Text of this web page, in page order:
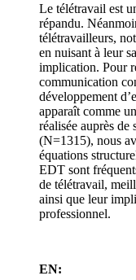
Le télétravail est
répandu.
télétravailleurs,
en nuisant à leur
implication. Pour
communication
développement
apparaît comme
réalisée auprès de
(N=1315), nous
équations
EDT sont
de télétravail,
ainsi que leur
professionnel.
EN: